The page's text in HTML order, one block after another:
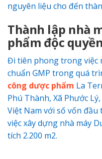
nguyên liệu cho đến
Thành lập nhà
phẩm độc quyền
Đi tiên phong trong việc
chuẩn GMP trong quá
công dược phẩm La
Phú Thành, Xã Phước
Việt Nam với số vốn đầu
việc xây dựng nhà máy
tích 2.200 m2.